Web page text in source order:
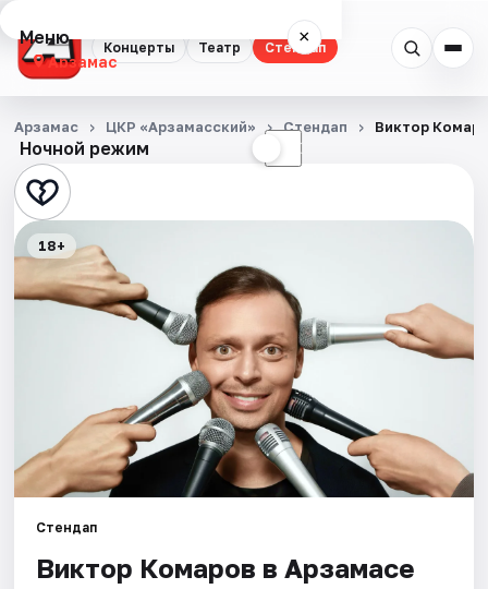
Концерты Театр Стендап
Меню ×
Арзамас
Концерты
Театр
Стендап
События
Артисты
Рейтинги
Ночной режим ☾
Арзамас ЦКР «Арзамасский» Стендап Виктор
18+
Стендап
Виктор Комаров в Арзамасе